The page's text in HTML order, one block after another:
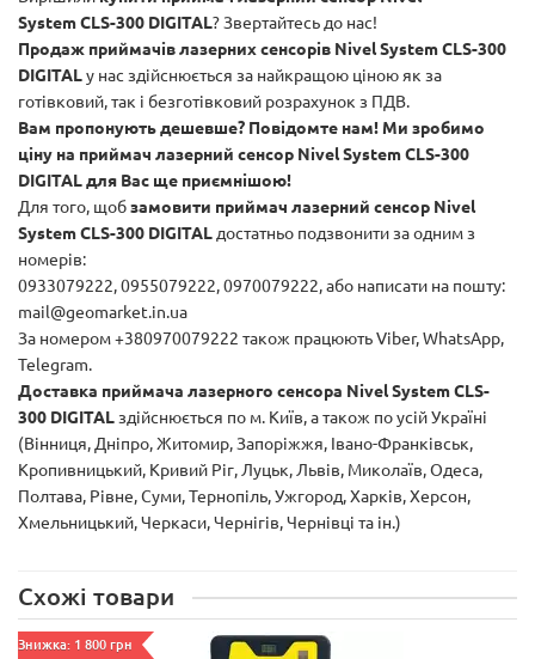
SystemCLS-300 DIGITAL? Звертайтесь до нас!
Продаж приймачів лазерних сенсорів Nivel SystemCLS-300
DIGITALу нас здійснюється за найкращою ціною як за
готівковий, так і безготівковий розрахунок з ПДВ.
Вам пропонують дешевше? Повідомте нам! Ми зробимо
ціну на приймач лазерний сенсор Nivel SystemCLS-300
DIGITALдля Вас ще приємнішою!
Для того, щобзамовити приймач лазерний сенсор Nivel
SystemCLS-300 DIGITAL достатньо подзвонити за одним з
номерів:
0933079222, 0955079222, 0970079222, або написати на пошту:
mail@geomarket.in.ua
За номером +380970079222 також працюють Viber, WhatsApp,
Telegram.
Доставка приймача лазерного сенсора Nivel SystemCLS-
300 DIGITAL здійснюється по м. Київ, а також по усій Україні
(Вінниця, Дніпро, Житомир, Запоріжжя, Івано-Франківськ,
Кропивницький, Кривий Ріг, Луцьк, Львів, Миколаїв, Одеса,
Полтава, Рівне, Суми, Тернопіль, Ужгород, Харків, Херсон,
Хмельницький, Черкаси, Чернігів, Чернівці та ін.)
Схожі товари
Знижка: 1 800 грн